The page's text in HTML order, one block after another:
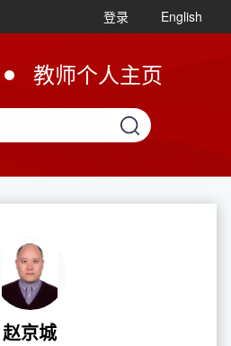
登录 English
教师个人主页
赵京城